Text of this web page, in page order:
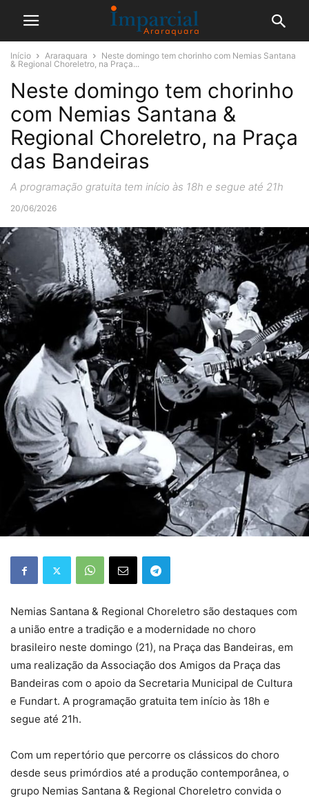
Início Araraquara
Neste domingo tem chorinho com Nemias Santana
& Regional Choreletro, na Praça...
Neste domingo tem chorinho
com Nemias Santana &
Regional Choreletro, na Praça
das Bandeiras
A programação gratuita tem início às 18h e segue até 21h
20/06/2026
Nemias Santana & Regional Choreletro são destaques com
a união entre a tradição e a modernidade no choro
brasileiro neste domingo (21), na Praça das Bandeiras, em
uma realização da Associação dos Amigos da Praça das
Bandeiras com o apoio da Secretaria Municipal de Cultura
e Fundart. A programação gratuita tem início às 18h e
segue até 21h.
Com um repertório que percorre os clássicos do choro
desde seus primórdios até a produção contemporânea, o
grupo Nemias Santana & Regional Choreletro convida o